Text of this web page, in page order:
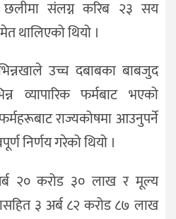
संलग्न करिब २३ सय
थालिएको थियो ।
उच्च दबाबका बाबजुद
व्यापारिक फर्मबाट भएको
राज्यकोषमा आउनुपर्ने
निर्णय गरेको थियो ।
२० करोड ३० लाख र मूल्य
३ अर्ब ८२ करोड ८७ लाख